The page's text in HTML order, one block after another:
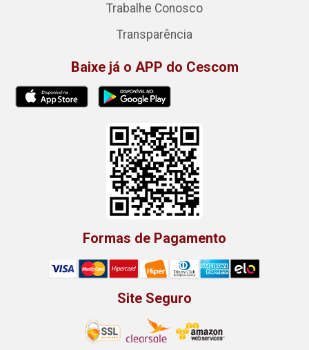
Trabalhe Conosco
Transparência
Baixe já o APP do Cescom
Formas de Pagamento
Site Seguro